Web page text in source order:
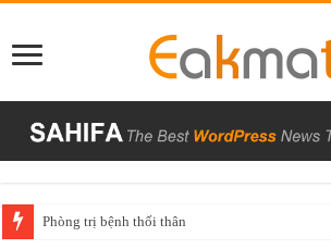
Phòng trị bệnh thối thân
Phòng Trừ Sâu Bệnh Trên Cây Trồng Cùng